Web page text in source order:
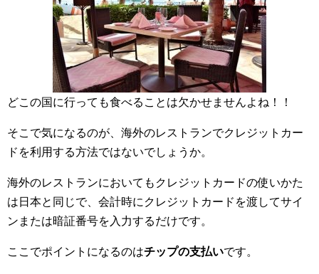
どこの国に行っても食べることは欠かせませんよね！！
そこで気になるのが、海外のレストランでクレジットカー
ドを利用する方法ではないでしょうか。
海外のレストランにおいてもクレジットカードの使いかた
は日本と同じで、会計時にクレジットカードを渡してサイ
ンまたは暗証番号を入力するだけです。
ここでポイントになるのはチップの支払いです。